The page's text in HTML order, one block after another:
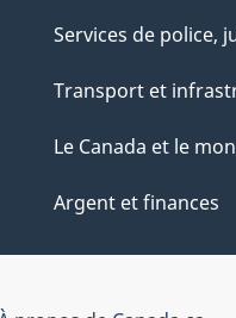
Services de police,
Transport et
Le Canada et le
Argent et finances